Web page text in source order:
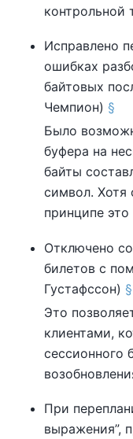
контрольной
Исправлено
ошибках
байтовых
Чемпион) §
Было
буфера на
байты
символ. Хотя
принципе
Отключено
билетов с
Густафссон) §
Это
клиентами,
сессионного
При
выражения”,